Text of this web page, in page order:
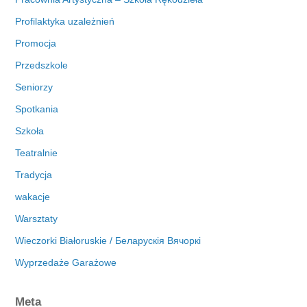
Profilaktyka uzależnień
Promocja
Przedszkole
Seniorzy
Spotkania
Szkoła
Teatralnie
Tradycja
wakacje
Warsztaty
Wieczorki Białoruskie / Беларускія Вячоркі
Wyprzedaże Garażowe
Meta